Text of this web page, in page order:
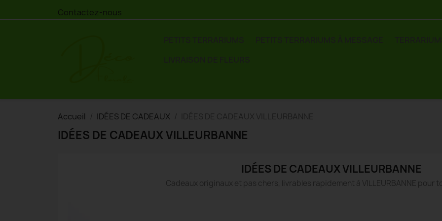
Contactez-nous
Accueil IDÉES DE CADEAUX IDÉES DE CADEAUX VILLEURBANNE
IDÉES DE CADEAUX VILLEURBANNE
IDÉES DE CADEAUX VILLEURBANNE
Cadeaux originaux et pas chers, livrables rapidement à VILLEURBANNE pour